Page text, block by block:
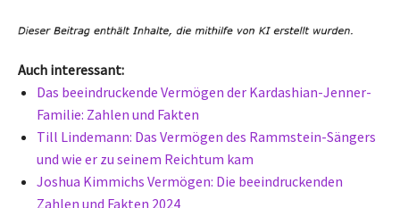
Auch interessant:
Das beeindruckende Vermögen der Kardashian-Jenner-
Familie: Zahlen und Fakten
Till Lindemann: Das Vermögen des Rammstein-Sängers
und wie er zu seinem Reichtum kam
Joshua Kimmichs Vermögen: Die beeindruckenden
Zahlen und Fakten 2024